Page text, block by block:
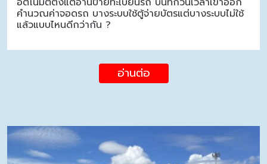
คำนวณค่าจอดรถ บางระบบใช้ตู้จ่ายบัตรแต่บางระบบไม่ใช้
แล้วแบบไหนดีกว่ากัน ?
อ่านต่อ